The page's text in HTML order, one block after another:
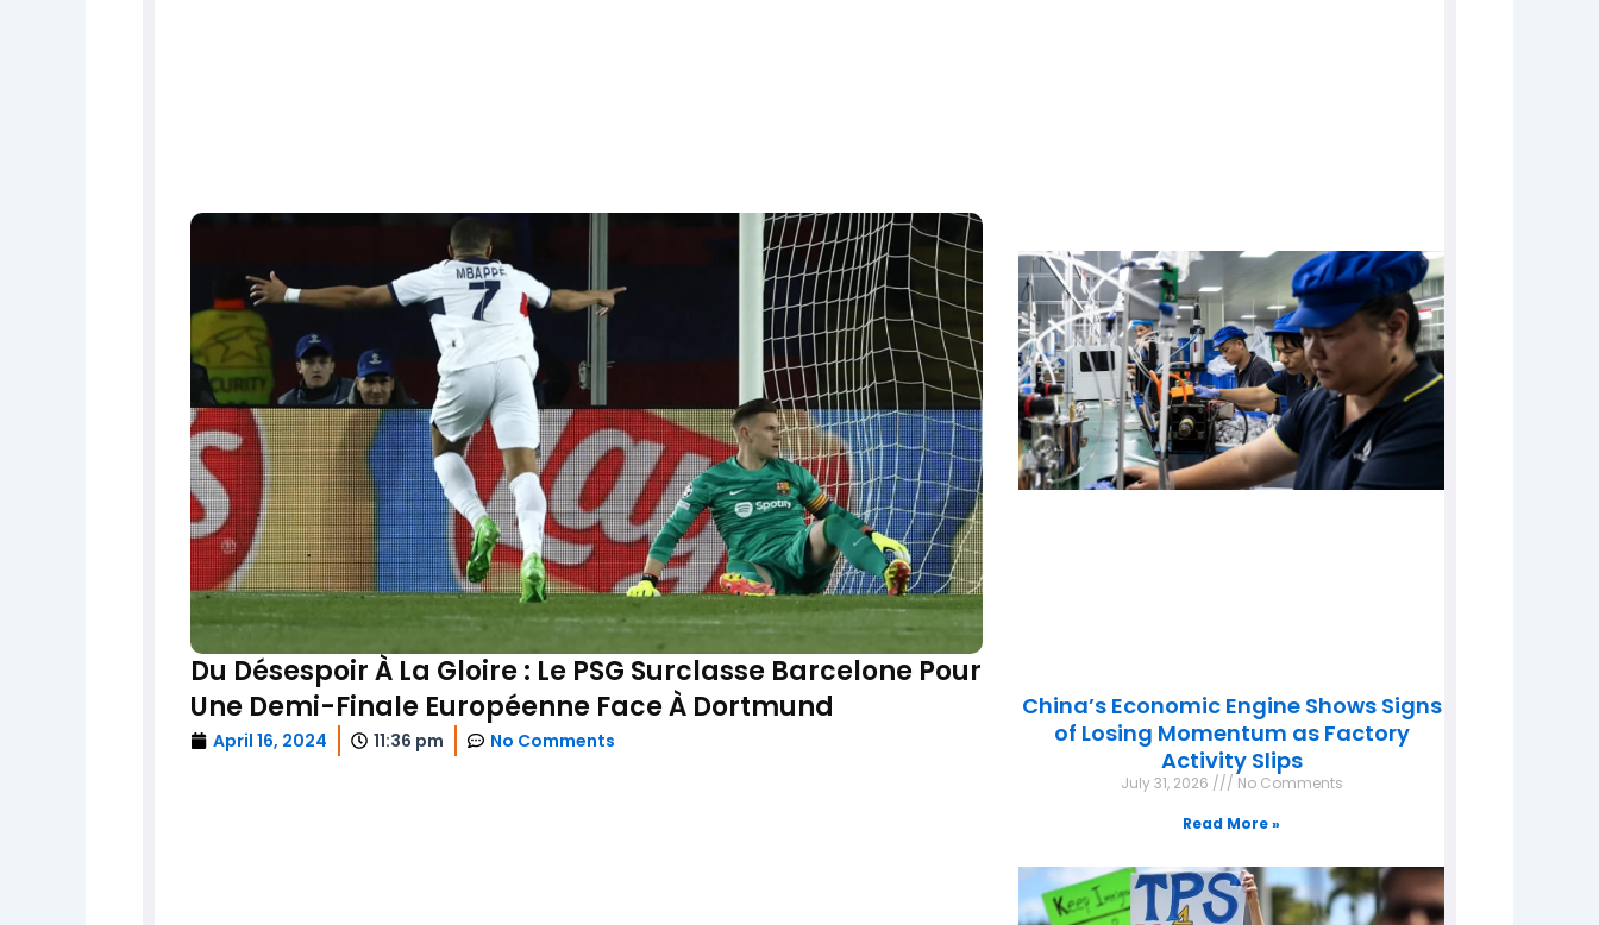
Du Désespoir À La Gloire : Le PSG Surclasse Barcelone Pour
Une Demi-Finale Européenne Face À Dortmund
April 16, 2024 11:36 pm No Comments
China’s Economic Engine Shows Signs
of Losing Momentum as Factory
Activity Slips
July 31, 2026
No Comments
Read More »